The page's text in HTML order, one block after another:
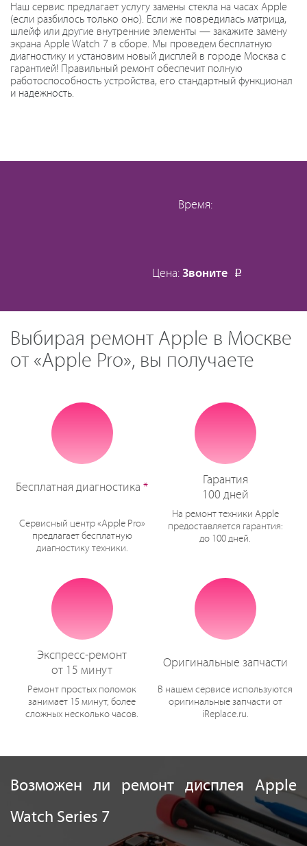
Наш сервис предлагает услугу замены стекла на часах Apple
(если разбилось только оно). Если же повредилась матрица,
шлейф или другие внутренние элементы — закажите замену
экрана Apple Watch 7 в сборе. Мы проведем бесплатную
диагностику и установим новый дисплей в городе Москва с
гарантией! Правильный ремонт обеспечит полную
работоспособность устройства, его стандартный функционал
и надежность.
Время:
Цена: Звоните Р
Выбирая ремонт Apple в Москве
от «Apple Pro», вы получаете
Бесплатная диагностика *
Сервисный центр «Apple Pro»
предлагает бесплатную
диагностику техники.
Гарантия
100 дней
На ремонт техники Apple
предоставляется гарантия:
до 100 дней.
Экспресс-ремонт
от 15 минут
Ремонт простых поломок
занимает 15 минут, более
сложных несколько часов.
Оригинальные запчасти
В нашем сервисе используются
оригинальные запчасти от
iReplace.ru.
Возможен ли ремонт дисплея Apple
Watch Series 7